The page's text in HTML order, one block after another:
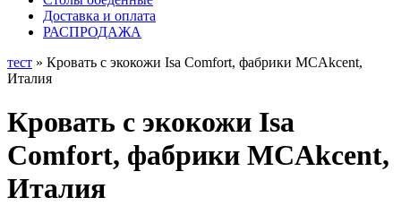
Доставка и оплата
РАСПРОДАЖА
тест » Кровать с экокожи Isa Comfort, фабрики MCAkcent,
Италия
Кровать с экокожи Isa
Comfort, фабрики MCAkcent,
Италия